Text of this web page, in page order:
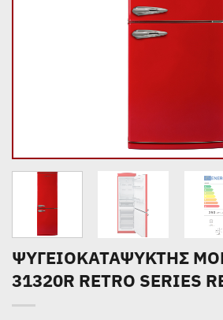
ΨΥΓΕΙΟΚΑΤΑΨΥΚΤΗΣ
31320R RETRO SERIES